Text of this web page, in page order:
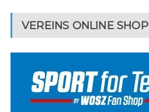
VEREINS ONLINE SHOP